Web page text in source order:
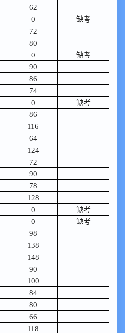
62
0
缺考
72
80
0
缺考
90
86
74
0
缺考
86
116
64
124
72
90
78
128
0
缺考
0
缺考
98
138
148
90
100
84
80
66
118